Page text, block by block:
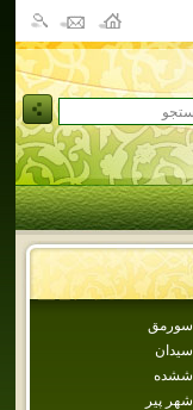
سورمق
سيدان
ششده
شهر پير